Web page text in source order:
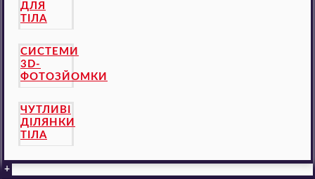
ДЛЯ
ТІЛА
СИСТЕМИ
3D-
ФОТОЗЙОМКИ
ЧУТЛИВІ
ДІЛЯНКИ
ТІЛА
+